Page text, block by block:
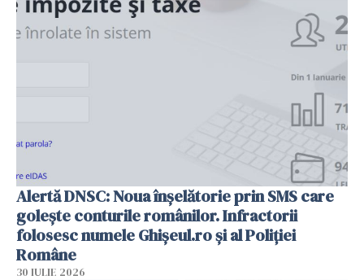
Alertă DNSC: Noua înșelătorie prin SMS care
golește conturile românilor. Infractorii
folosesc numele Ghișeul.ro și al Poliției
Române
30 IULIE 2026